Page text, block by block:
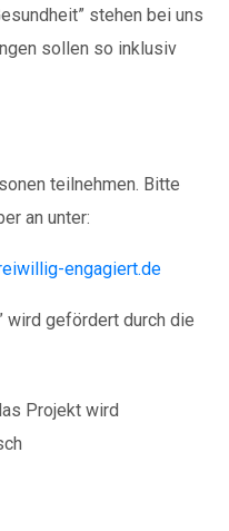
stehen bei uns
sollen so inklusiv
teilnehmen. Bitte
an unter:
engagiert.de
wird gefördert durch die